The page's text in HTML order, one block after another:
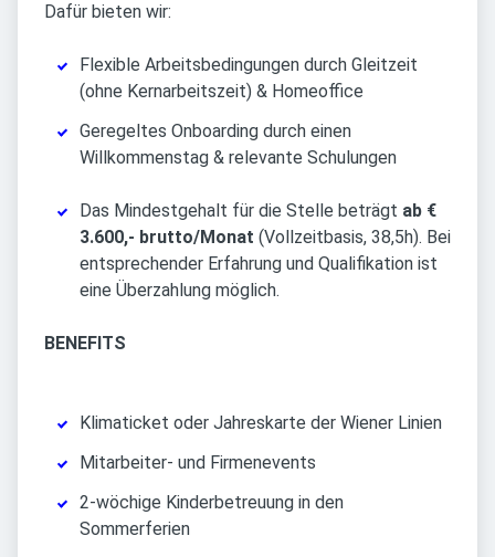
Dafür bieten wir:
Flexible Arbeitsbedingungen durch Gleitzeit
(ohne Kernarbeitszeit) & Homeoffice
Geregeltes Onboarding durch einen
Willkommenstag & relevante Schulungen
Das Mindestgehalt für die Stelle beträgt ab €
3.600,- brutto/Monat (Vollzeitbasis, 38,5h). Bei
entsprechender Erfahrung und Qualifikation ist
eine Überzahlung möglich.
BENEFITS
Klimaticket oder Jahreskarte der Wiener Linien
Mitarbeiter- und Firmenevents
2-wöchige Kinderbetreuung in den
Sommerferien